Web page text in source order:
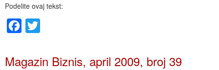
Podelite ovaj tekst:
Facebook
Magazin Biznis, april 2009, broj 39